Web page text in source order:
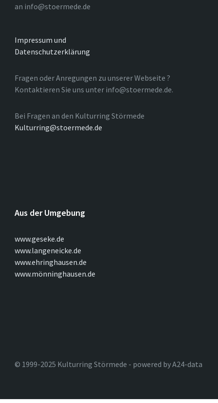
an info@stoermede.de
Impressum und
Datenschutzerklärung
Fragen oder Anregungen zu unserer Webseite ?
Kontaktieren Sie uns unter info@stoermede.de.
Bei Fragen an den Kulturring Störmede
Kulturring@stoermede.de
Aus der Umgebung
www.geseke.de
www.langeneicke.de
www.ehringhausen.de
www.mönninghausen.de
© 1999-2025 Kulturring Störmede - powered by A24-data